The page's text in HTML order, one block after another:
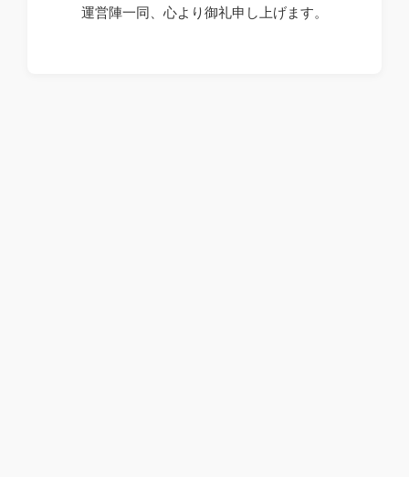
運営陣一同、心より御礼申し上げます。